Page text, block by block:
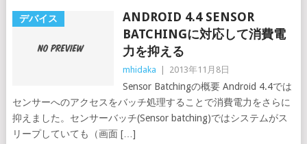
デバイス
ANDROID 4.4 SENSOR
BATCHINGに対応して消費電
力を抑える
mhidaka 2013年11月8日
Sensor Batchingの概要 Android 4.4では
センサーへのアクセスをバッチ処理することで消費電力をさらに
抑えました。センサーバッチ(Sensor batching)ではシステムがス
リープしていても（画面 […]